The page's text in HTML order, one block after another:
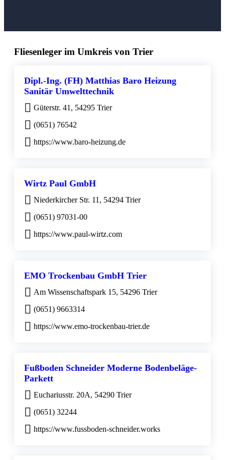
Fliesenleger im Umkreis von Trier
Dipl.-Ing. (FH) Matthias Baro Heizung
Sanitär Umwelttechnik
Güterstr. 41, 54295 Trier
(0651) 76542
https://www.baro-heizung.de
Wirtz Paul GmbH
Niederkircher Str. 11, 54294 Trier
(0651) 97031-00
https://www.paul-wirtz.com
EMO Trockenbau GmbH Trier
Am Wissenschaftspark 15, 54296 Trier
(0651) 9663314
https://www.emo-trockenbau-trier.de
Fußboden Schneider Moderne Bodenbeläge-
Parkett
Euchariusstr. 20A, 54290 Trier
(0651) 32244
https://www.fussboden-schneider.works